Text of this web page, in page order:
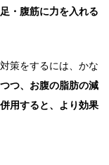
・腹筋に力を入れる
策をするには、かな
つ、お腹の脂肪の減
用すると、より効果